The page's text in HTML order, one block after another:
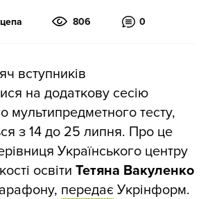
806 0
вступників
на додаткову сесію
мультипредметного тесту,
з 14 до 25 липня. Про це
Українського центру
освіти Тетяна Вакуленко
передає Укрінформ.